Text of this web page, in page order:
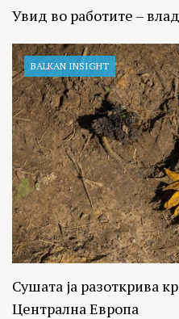
Увид во работите –
BALKAN INSIGHT
Сушата ја разоткрива
Централна Европа